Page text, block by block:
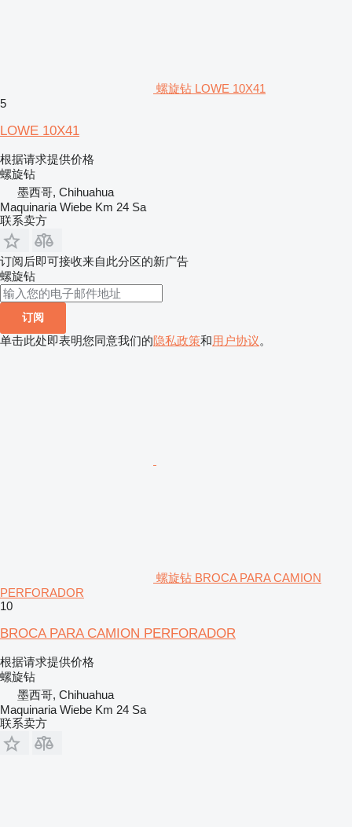
螺旋钻 LOWE 10X41
5
LOWE 10X41
根据请求提供价格
螺旋钻
墨西哥, Chihuahua
Maquinaria Wiebe Km 24 Sa
联系卖方
订阅后即可接收来自此分区的新广告
螺旋钻
订阅
单击此处即表明您同意我们的隐私政策和用户协议。
螺旋钻 BROCA PARA CAMION
PERFORADOR
10
BROCA PARA CAMION PERFORADOR
根据请求提供价格
螺旋钻
墨西哥, Chihuahua
Maquinaria Wiebe Km 24 Sa
联系卖方